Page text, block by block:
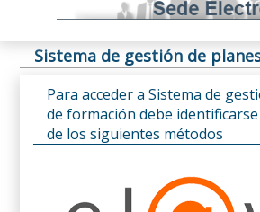
Sistema de gestión de
Para acceder a Sistema de
de formación debe
de los siguientes métodos